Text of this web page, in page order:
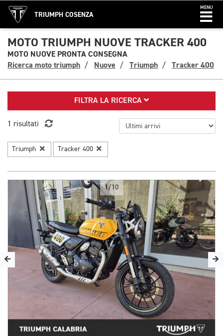
TRIUMPH COSENZA
MENU
MOTO TRIUMPH NUOVE TRACKER 400
MOTO NUOVE PRONTA CONSEGNA
Ricerca moto triumph
Nuove Triumph Tracker 400
FILTRA LA RICERCA
1 risultati
Triumph Tracker 400
1/10